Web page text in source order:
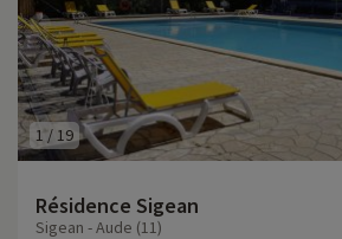
1/ 19
Résidence Sigean
Sigean - Aude (11)